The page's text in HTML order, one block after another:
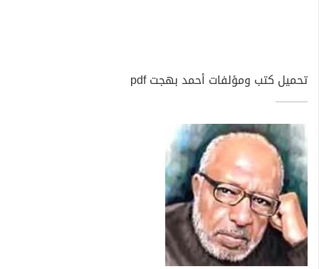
تحميل كتب ومؤلفات أحمد بهجت pdf